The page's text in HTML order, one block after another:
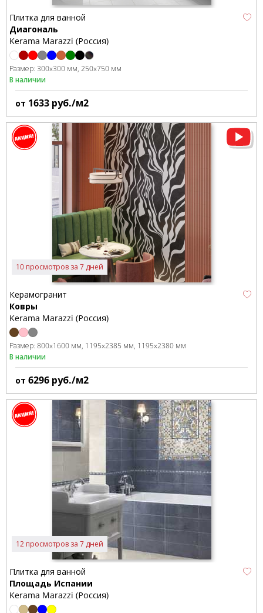
Плитка для ванной
Диагональ
Kerama Marazzi (Россия)
Размер: 300x300 мм 250x750 мм
В наличии
от 1633 руб./м2
10 просмотров за 7 дней
Керамогранит
Ковры
Kerama Marazzi (Россия)
Размер: 800x1600 мм 1195x2385 мм 1195x2380 мм
В наличии
от 6296 руб./м2
12 просмотров за 7 дней
Плитка для ванной
Площадь Испании
Kerama Marazzi (Россия)